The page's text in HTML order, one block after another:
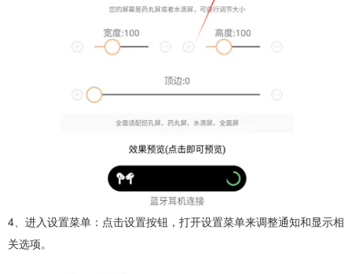
4、进入设置菜单：点击设置按钮，打开设置菜单来调整通知和显示相
关选项。